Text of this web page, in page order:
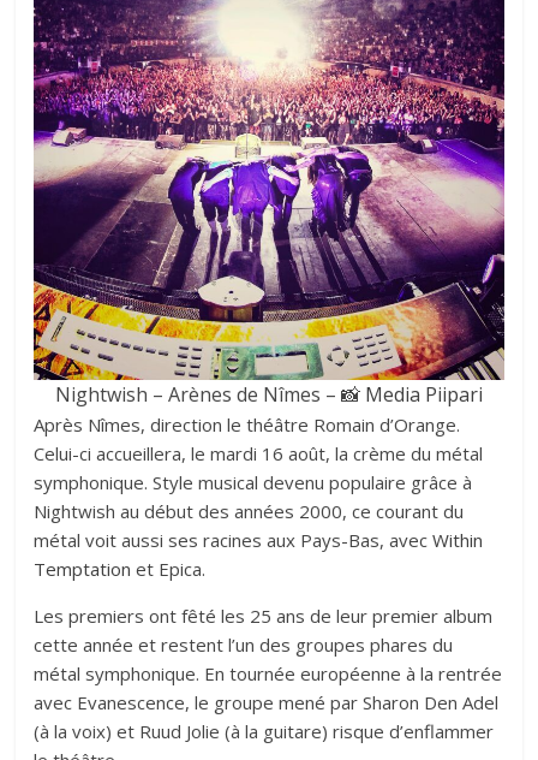
Nightwish – Arènes de Nîmes – 📸 Media Piipari
Après Nîmes, direction le théâtre Romain d’Orange.
Celui-ci accueillera, le mardi 16 août, la crème du métal
symphonique. Style musical devenu populaire grâce à
Nightwish au début des années 2000, ce courant du
métal voit aussi ses racines aux Pays-Bas, avecWithin
Temptation et Epica.
Les premiers ont fêté les 25 ans de leur premier album
cette année et restent l’un des groupes phares du
métal symphonique. En tournée européenne à la rentrée
avec Evanescence, le groupe mené par Sharon Den Adel
(à la voix) et Ruud Jolie (à la guitare) risque d’enflammer